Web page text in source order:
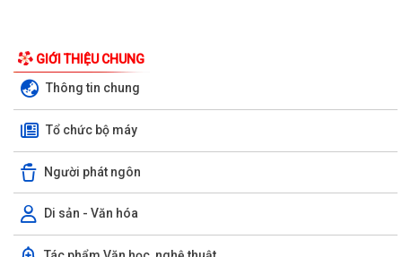
GIỚI THIỆU CHUNG
Thông tin chung
Tổ chức bộ máy
Người phát ngôn
Di sản - Văn hóa